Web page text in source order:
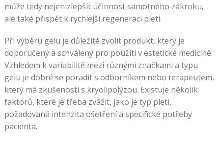
může tedy nejen zlepšit účinnost samotného zákroku,
ale také přispět k rychlejší regeneraci pleti.
Při výběru gelu je důležité zvolit produkt, který je
doporučený a schválený pro použití v estetické medicíně.
Vzhledem k variabilitě mezi různými značkami a typu
gelu je dobré se poradit s odborníkem nebo terapeutem,
který má zkušenosti s kryolipolýzou. Existuje několik
faktorů, které je třeba zvážit, jako je typ pleti,
požadovaná intenzita ošetření a specifické potřeby
pacienta.